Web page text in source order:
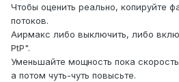
Чтобы оценить реально, копируйте
потоков.
Аирмакс либо выключить, либо
PtP".
Уменьшайте мощность пока
а потом чуть-чуть повысьте.